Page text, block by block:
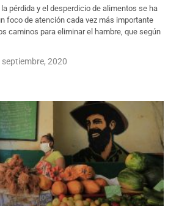
pérdida y el desperdicio de alimentos se ha
foco de atención cada vez más importante
caminos para eliminar el hambre, que según
septiembre, 2020